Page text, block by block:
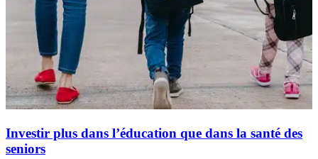
Investir plus dans l’éducation que dans la santé des
seniors